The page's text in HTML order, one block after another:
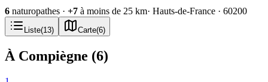
6 naturopathes · +7 à moins de 25 km· Hauts-de-France · 60200
Liste(13) Carte(6)
À Compiègne (6)